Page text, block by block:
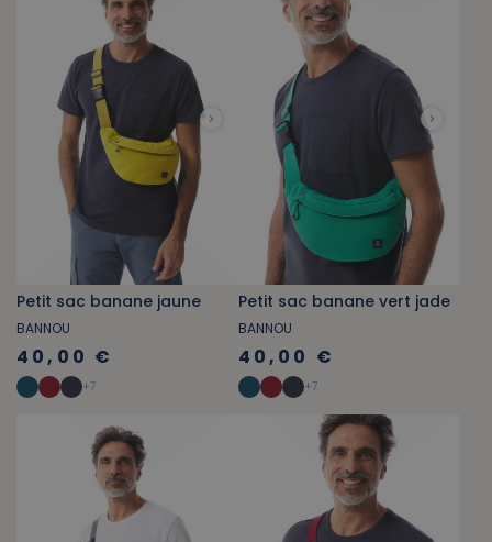
Petit sac banane jaune
BANNOU
40,00 €
+7
Petit sac banane vert jade
BANNOU
40,00 €
+7